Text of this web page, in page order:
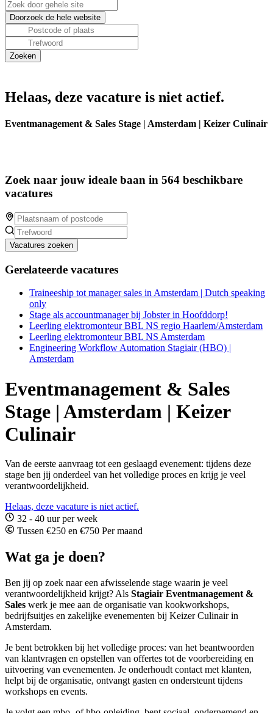
Helaas, deze vacature is niet actief.
Eventmanagement & Sales Stage | Amsterdam | Keizer Culinair
Zoek naar jouw ideale baan in 564 beschikbare
vacatures
Vacatures zoeken
Gerelateerde vacatures
Traineeship tot manager sales in Amsterdam | Dutch speaking
only
Stage als accountmanager bij Jobster in Hoofddorp!
Leerling elektromonteur BBL NS regio Haarlem/Amsterdam
Leerling elektromonteur BBL NS Amsterdam
Engineering Workflow Automation Stagiair (HBO) |
Amsterdam
Eventmanagement & Sales
Stage | Amsterdam | Keizer
Culinair
Van de eerste aanvraag tot een geslaagd evenement: tijdens deze
stage ben jij onderdeel van het volledige proces en krijg je veel
verantwoordelijkheid.
Helaas, deze vacature is niet actief.
32 - 40 uur per week
Tussen €250 en €750 Per maand
Wat ga je doen?
Ben jij op zoek naar een afwisselende stage waarin je veel
verantwoordelijkheid krijgt? Als Stagiair Eventmanagement &
Sales werk je mee aan de organisatie van kookworkshops,
bedrijfsuitjes en zakelijke evenementen bij Keizer Culinair in
Amsterdam.
Je bent betrokken bij het volledige proces: van het beantwoorden
van klantvragen en opstellen van offertes tot de voorbereiding en
uitvoering van evenementen. Je onderhoudt contact met klanten,
helpt bij de organisatie, ontvangt gasten en ondersteunt tijdens
workshops en events.